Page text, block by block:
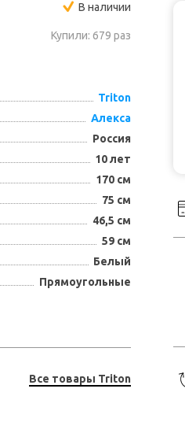
В наличии
Купили: 679 раз
Triton
Алекса
Россия
10 лет
170 см
75 см
46,5 см
59 см
Белый
Прямоугольные
Все товары Triton